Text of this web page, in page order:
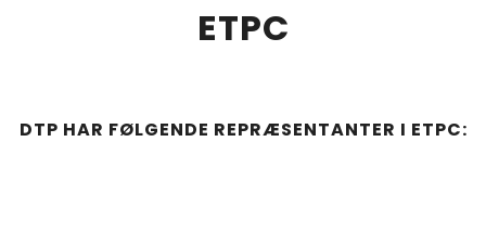
ETPC
DTP HAR FØLGENDE REPRÆSENTANTER I ETPC: